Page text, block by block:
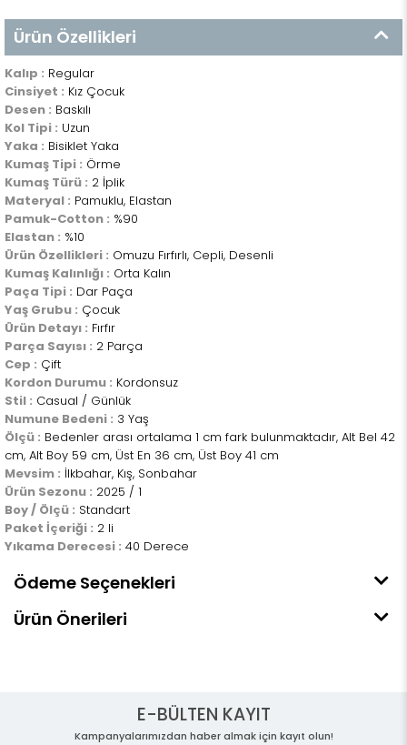
Ürün Özellikleri
Kalıp : Regular
Cinsiyet : Kız Çocuk
Desen : Baskılı
Kol Tipi : Uzun
Yaka : Bisiklet Yaka
Kumaş Tipi : Örme
Kumaş Türü : 2 İplik
Materyal : Pamuklu, Elastan
Pamuk-Cotton : %90
Elastan : %10
Ürün Özellikleri : Omuzu Fırfırlı, Cepli, Desenli
Kumaş Kalınlığı : Orta Kalın
Paça Tipi : Dar Paça
Yaş Grubu : Çocuk
Ürün Detayı : Fırfır
Parça Sayısı : 2 Parça
Cep : Çift
Kordon Durumu : Kordonsuz
Stil : Casual / Günlük
Numune Bedeni : 3 Yaş
Ölçü : Bedenler arası ortalama 1 cm fark bulunmaktadır, Alt Bel 42
cm, Alt Boy 59 cm, Üst En 36 cm, Üst Boy 41 cm
Mevsim : İlkbahar, Kış, Sonbahar
Ürün Sezonu : 2025 / 1
Boy / Ölçü : Standart
Paket İçeriği : 2 li
Yıkama Derecesi : 40 Derece
Ödeme Seçenekleri
Ürün Önerileri
E-BÜLTEN KAYIT
Kampanyalarımızdan haber almak için kayıt olun!